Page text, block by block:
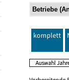
komplett